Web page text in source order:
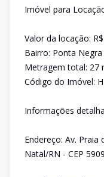
Imóvel para
Valor da locação:
Bairro: Ponta
Metragem total: 27
Código do Imóvel:
Informações
Endereço: Av.
Natal/RN - CEP